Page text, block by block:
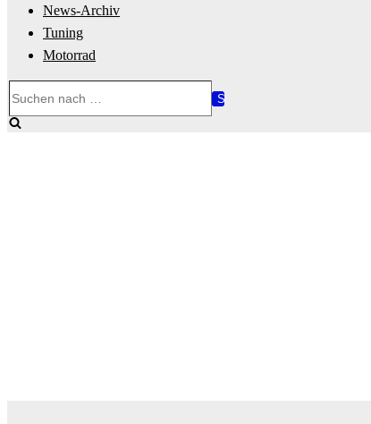
News-Archiv
Tuning
Motorrad
nach …